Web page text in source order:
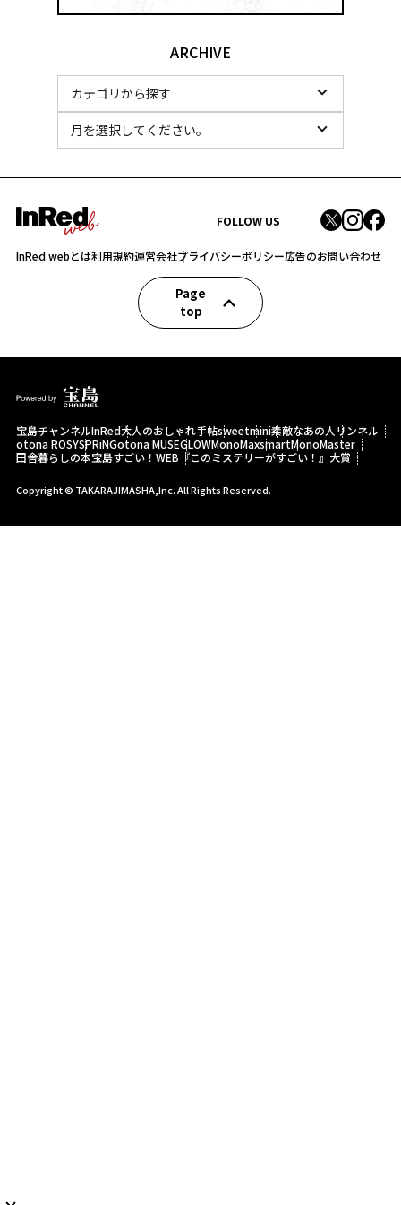
ARCHIVE
FOLLOW US
InRed webとは利用規約運営会社プライバシーポリシー広告のお問い合わせ
Page
top
宝島チャンネルInRed大人のおしゃれ手帖sweetmini素敵なあの人 リンネル
otona ROSYSPRiNGotona MUSEGLOWMonoMaxsmartMonoMaster
田舎暮らしの本宝島すごい！WEB 『このミステリーがすごい！』大賞
Copyright © TAKARAJIMASHA,Inc. All Rights Reserved.